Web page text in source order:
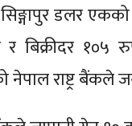
डलर
बिक्रीदर १०५
नेपाल राष्ट्र बैंकले